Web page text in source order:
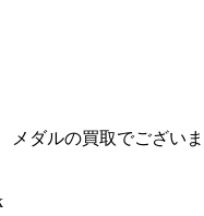
ダルの買取でございま